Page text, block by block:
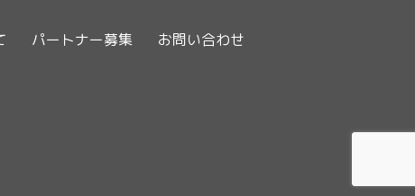
パートナー募集 お問い合わせ